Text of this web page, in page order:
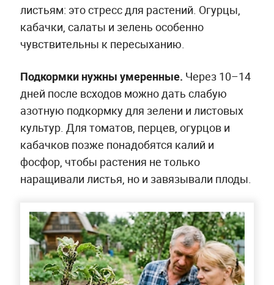
листьям: это стресс для растений. Огурцы,
кабачки, салаты и зелень особенно
чувствительны к пересыханию.
Подкормки нужны умеренные. Через 10–14
дней после всходов можно дать слабую
азотную подкормку для зелени и листовых
культур. Для томатов, перцев, огурцов и
кабачков позже понадобятся калий и
фосфор, чтобы растения не только
наращивали листья, но и завязывали плоды.